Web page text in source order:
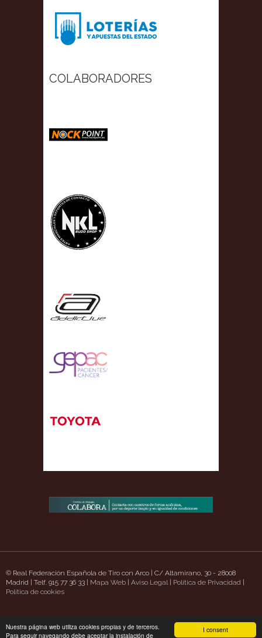
I consent
Nuestra página web utiliza cookies propias y de terceros.
Para seguir navegando debe aceptar la instalación de
COLABORADORES
© Real Federación Española de Tiro con Arco | C/ Altamirano, 30 - 28008
Madrid | Telf. 915 77 36 33 | Mapa Web Aviso Legal| Política de Privacidad
Política de cookies